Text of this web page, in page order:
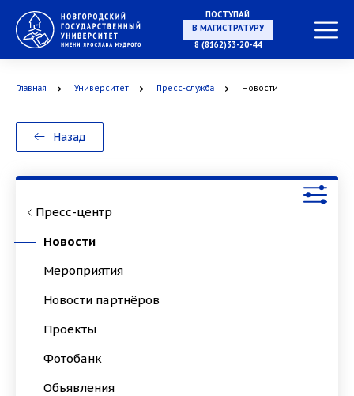
ПОСТУПАЙ
НА СПЕЦИАЛИТЕТ
8 (8162)33-20-44
Главная Университет Пресс-служба Новости
Назад
Пресс-центр
Новости
Мероприятия
Новости партнёров
Проекты
Фотобанк
Объявления